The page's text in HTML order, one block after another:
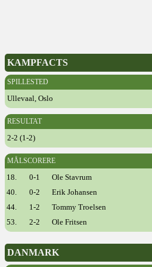
KAMPFACTS
SPILLESTED
Ullevaal, Oslo
RESULTAT
2-2 (1-2)
MÅLSCORERE
18. 0-1 Ole Stavrum
40.
0-2
Erik Johansen
44.
1-2
Tommy Troelsen
53.
2-2 Ole Fritsen
DANMARK